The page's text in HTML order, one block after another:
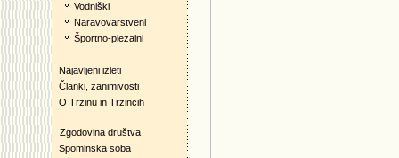
Vodniški
Naravovarstveni
Športno-plezalni
Najavljeni izleti
Članki, zanimivosti
O Trzinu in Trzincih
Zgodovina društva
Spominska soba